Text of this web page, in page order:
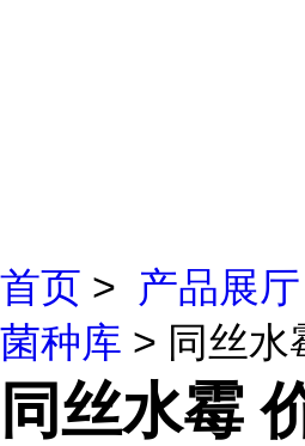
首页 > 产品展厅
菌种库 > 同丝水
同丝水霉